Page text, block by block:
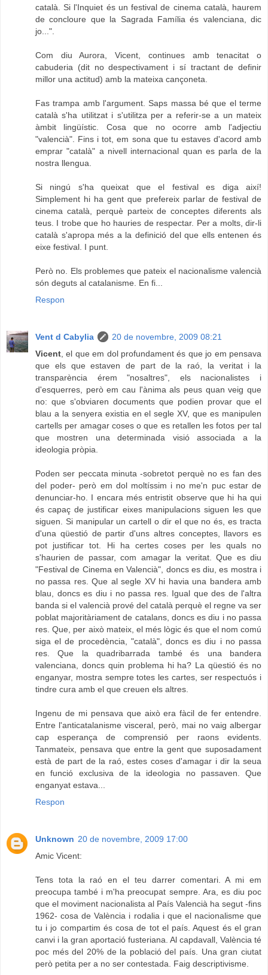
català. Si l'Inquiet és un festival de cinema català, haurem
de concloure que la Sagrada Família és valenciana, dic
jo...".
Com diu Aurora, Vicent, continues amb tenacitat o
cabuderia (dit no despectivament i sí tractant de definir
millor una actitud) amb la mateixa cançoneta.
Fas trampa amb l'argument. Saps massa bé que el terme
català s'ha utilitzat i s'utilitza per a referir-se a un mateix
àmbit lingüístic. Cosa que no ocorre amb l'adjectiu
"valencià". Fins i tot, em sona que tu estaves d'acord amb
emprar "català" a nivell internacional quan es parla de la
nostra llengua.
Si ningú s'ha queixat que el festival es diga així!
Simplement hi ha gent que prefereix parlar de festival de
cinema català, perquè parteix de conceptes diferents als
teus. I trobe que ho hauries de respectar. Per a molts, dir-li
català s'apropa més a la definició del que ells entenen és
eixe festival. I punt.
Però no. Els problemes que pateix el nacionalisme valencià
són deguts al catalanisme. En fi...
Respon
Vent d Cabylia
20 de novembre, 2009 08:21
Vicent, el que em dol profundament és que jo em pensava
que els que estaven de part de la raó, la veritat i la
transparència érem "nosaltres", els nacionalistes i
d'esquerres, però em cau l'ànima als peus quan veig que
no: que s'obviaren documents que podien provar que el
blau a la senyera existia en el segle XV, que es manipulen
cartells per amagar coses o que es retallen les fotos per tal
que mostren una determinada visió associada a la
ideologia pròpia.
Poden ser peccata minuta -sobretot perquè no es fan des
del poder- però em dol moltíssim i no me'n puc estar de
denunciar-ho. I encara més entristit observe que hi ha qui
és capaç de justificar eixes manipulacions siguen les que
siguen. Si manipular un cartell o dir el que no és, es tracta
d'una qüestió de partir d'uns altres conceptes, llavors es
pot justificar tot. Hi ha certes coses per les quals no
s'haurien de passar, com amagar la veritat. Que es diu
"Festival de Cinema en Valencià", doncs es diu, es mostra i
no passa res. Que al segle XV hi havia una bandera amb
blau, doncs es diu i no passa res. Igual que des de l'altra
banda si el valencià prové del català perquè el regne va ser
poblat majoritàriament de catalans, doncs es diu i no passa
res. Que, per això mateix, el més lògic és que el nom comú
siga el de procedència, "català", doncs es diu i no passa
res. Que la quadribarrada també és una bandera
valenciana, doncs quin problema hi ha? La qüestió és no
enganyar, mostra sempre totes les cartes, ser respectuós i
tindre cura amb el que creuen els altres.
Ingenu de mi pensava que això era fàcil de fer entendre.
Entre l'anticatalanisme visceral, però, mai no vaig albergar
cap esperança de comprensió per raons evidents.
Tanmateix, pensava que entre la gent que suposadament
està de part de la raó, estes coses d'amagar i dir la seua
en funció exclusiva de la ideologia no passaven. Que
enganyat estava...
Respon
Unknown 20 de novembre, 2009 17:00
Amic Vicent:
Tens tota la raó en el teu darrer comentari. A mi em
preocupa també i m'ha preocupat sempre. Ara, es diu poc
que el moviment nacionalista al País Valencià ha segut -fins
1962- cosa de València i rodalia i que el nacionalisme que
tu i jo compartim és cosa de tot el país. Aquest és el gran
canvi i la gran aportació fusteriana. Al capdavall, València té
poc més del 20% de la població del país. Una gran ciutat
però petita per a no ser contestada. Faig descriptivisme.